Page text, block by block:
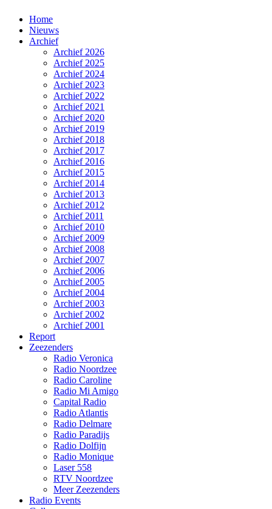
Home
Nieuws
Archief
Archief 2026
Archief 2025
Archief 2024
Archief 2023
Archief 2022
Archief 2021
Archief 2020
Archief 2019
Archief 2018
Archief 2017
Archief 2016
Archief 2015
Archief 2014
Archief 2013
Archief 2012
Archief 2011
Archief 2010
Archief 2009
Archief 2008
Archief 2007
Archief 2006
Archief 2005
Archief 2004
Archief 2003
Archief 2002
Archief 2001
Report
Zeezenders
Radio Veronica
Radio Noordzee
Radio Caroline
Radio Mi Amigo
Capital Radio
Radio Atlantis
Radio Delmare
Radio Paradijs
Radio Dolfijn
Radio Monique
Laser 558
RTV Noordzee
Meer Zeezenders
Radio Events